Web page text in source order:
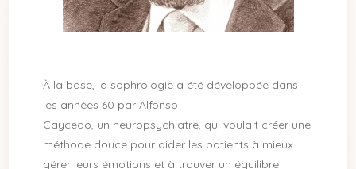
À la base, la sophrologie a été développée dans
les années 60 par Alfonso
Caycedo un neuropsychiatre, qui voulait créer une
méthode douce pour aider les patients à mieux
gérer leurs émotions et à trouver un équilibre